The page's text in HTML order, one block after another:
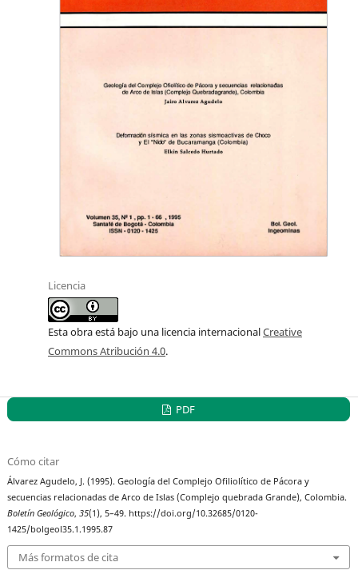
Licencia
Esta obra está bajo una licencia internacionalCreative
Commons Atribución 4.0.
PDF
Cómo citar
Álvarez Agudelo, J. (1995). Geología del Complejo Ofiliolítico de Pácora y
secuencias relacionadas de Arco de Islas (Complejo quebrada Grande), Colombia.
Boletín Geológico,35(1), 5–49. https://doi.org/10.32685/0120-
1425/bolgeol35.1.1995.87
Más formatos de cita